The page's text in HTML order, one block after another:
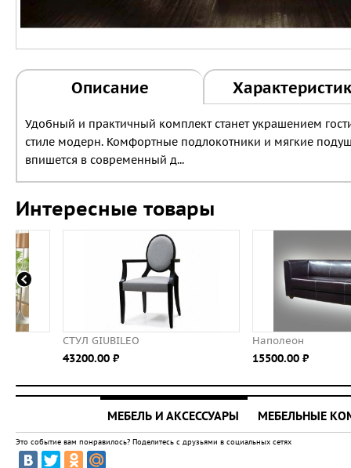
Описание
Удобный и практичный комплект станет украшением
стиле модерн. Комфортные подлокотники и мягкие
впишется в современный д...
Интересные товары
СТУЛ GIUBILEO
43200.00 ⃏
Наполеон
15500.00 ⃏
МЕБЕЛЬ И АКСЕССУАРЫ МЕБЕЛЬНЫЕ
Это событие вам понравилось? Поделитесь с друзьями в социальных сетях